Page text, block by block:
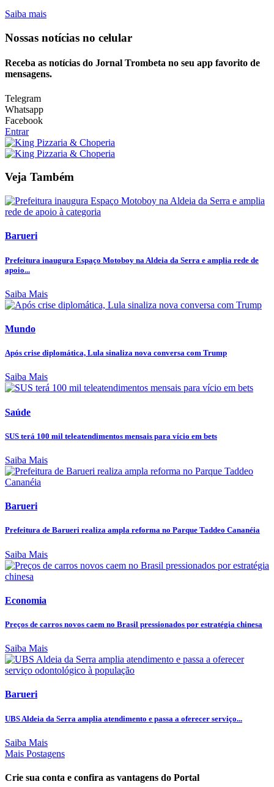
Saiba mais
Nossas notícias no celular
Receba as notícias do Jornal Trombeta no seu app favorito de
mensagens.
Telegram
Whatsapp
Facebook
Entrar
Veja Também
Barueri
Prefeitura inaugura Espaço Motoboy na Aldeia da Serra e amplia rede de
apoio...
Saiba Mais
Mundo
Após crise diplomática, Lula sinaliza nova conversa com Trump
Saiba Mais
Saúde
SUS terá 100 mil teleatendimentos mensais para vício em bets
Saiba Mais
Barueri
Prefeitura de Barueri realiza ampla reforma no Parque Taddeo Cananéia
Saiba Mais
Economia
Preços de carros novos caem no Brasil pressionados por estratégia chinesa
Saiba Mais
Barueri
UBS Aldeia da Serra amplia atendimento e passa a oferecer serviço...
Saiba Mais
Mais Postagens
Crie sua conta e confira as vantagens do Portal